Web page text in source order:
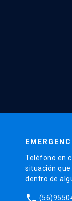
Teléfono en
situación que
dentro de
phone